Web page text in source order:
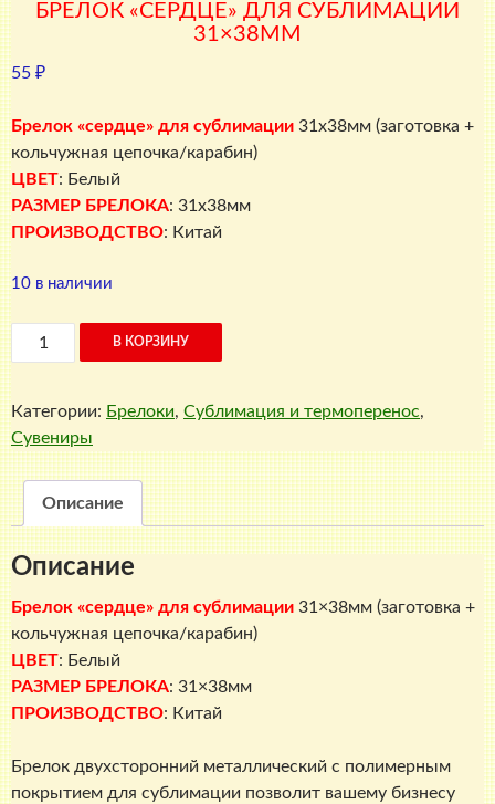
БРЕЛОК «СЕРДЦЕ» ДЛЯ СУБЛИМАЦИИ
31×38ММ
55 ₽
Брелок «сердце» для сублимации 31х38мм (заготовка +
кольчужная цепочка/карабин)
ЦВЕТ: Белый
РАЗМЕР БРЕЛОКА: 31х38мм
ПРОИЗВОДСТВО: Китай
10 в наличии
Количество
товара
Брелок
"сердце"
для
сублимации
31х38мм
В КОРЗИНУ
Категории: Брелоки, Сублимация и термоперенос,
Сувениры
Описание
Описание
Брелок «сердце» для сублимации 31×38мм (заготовка +
кольчужная цепочка/карабин)
ЦВЕТ: Белый
РАЗМЕР БРЕЛОКА: 31×38мм
ПРОИЗВОДСТВО: Китай
Брелок двухсторонний металлический с полимерным
покрытием для сублимации позволит вашему бизнесу